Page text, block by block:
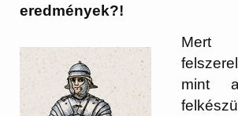
eredmények?!
mint